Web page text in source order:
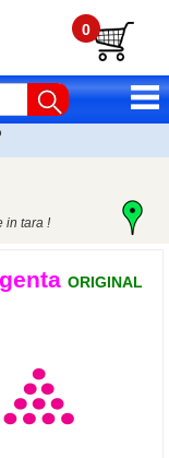
0
in tara !
ORIGINAL